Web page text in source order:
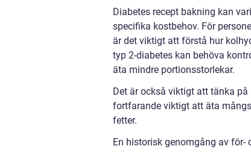
Diabetes recept bakning kan
specifika kostbehov. För
är det viktigt att förstå hur
typ 2-diabetes kan behöva
äta mindre portionsstorlekar.
Det är också viktigt att tänka
fortfarande viktigt att äta
fetter.
En historisk genomgång av för-